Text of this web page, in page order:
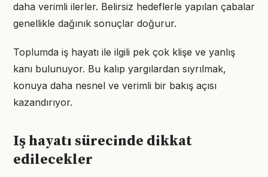
daha verimli ilerler. Belirsiz hedeflerle yapılan çabalar
genellikle dağınık sonuçlar doğurur.
Toplumda iş hayatı ile ilgili pek çok klişe ve yanlış
kanı bulunuyor. Bu kalıp yargılardan sıyrılmak,
konuya daha nesnel ve verimli bir bakış açısı
kazandırıyor.
Iş hayatı sürecinde dikkat
edilecekler